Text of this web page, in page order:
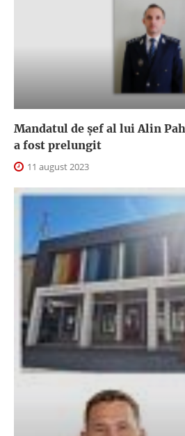
Mandatul de șef al lui Alin
a fost prelungit
11 august 2023